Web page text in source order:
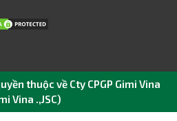
thuộc về Cty CPGP Gimi Vina
Vina .,JSC)